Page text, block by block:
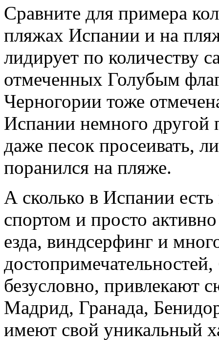
Сравните для примера
пляжах Испании и на
лидирует по количеству
отмеченных Голубым
Черногории тоже
Испании немного другой
даже песок просеивать,
поранился на пляже.
А сколько в Испании
спортом и просто
езда, виндсерфинг и
безусловно, привлекают
Мадрид, Гранада,
имеют свой уникальный